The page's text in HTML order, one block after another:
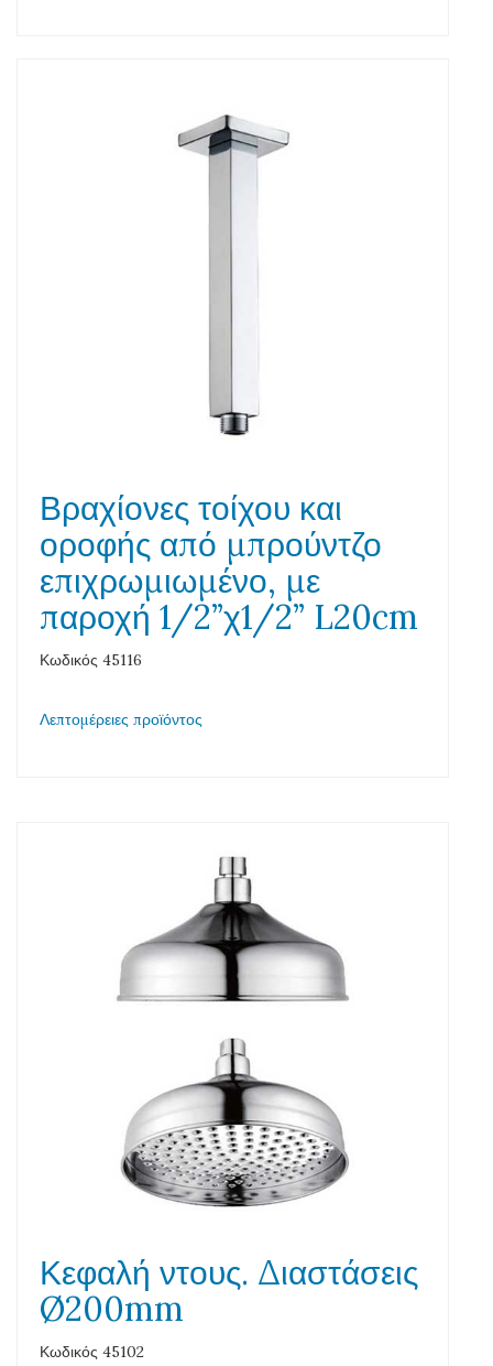
Βραχίονες τοίχου και
οροφής από μπρούντζο
επιχρωμιωμένο, με
παροχή 1/2”χ1/2” L20cm
Κωδικός 45116
Λεπτομέρειες προϊόντος
Κεφαλή ντους. Διαστάσεις
Ø200mm
Κωδικός 45102